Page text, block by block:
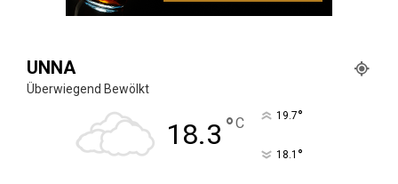
UNNA
Überwiegend Bewölkt
18.3 °C 19.7°
18.1 °